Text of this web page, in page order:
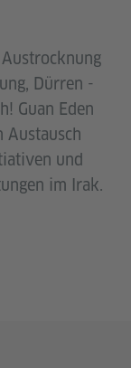
Dürren -
Guan Eden
und
im Irak.